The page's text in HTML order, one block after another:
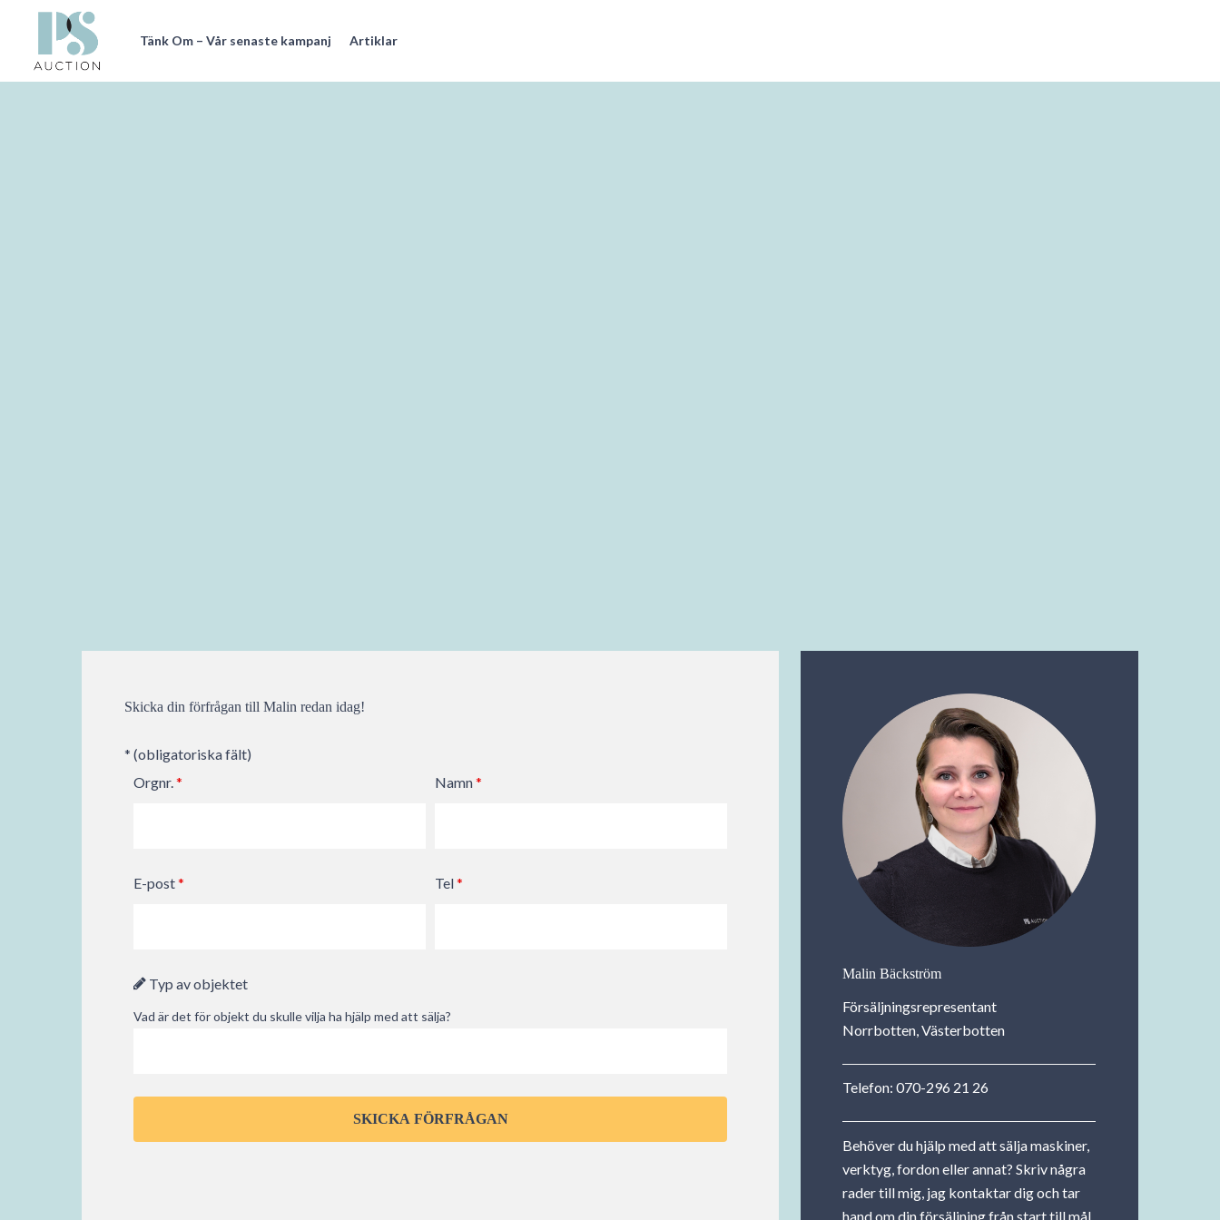
content
Tänk Om – Vår senaste kampanj Artiklar
Skicka din förfrågan till Malin redan idag!
* (obligatoriska fält)
Orgnr.* Namn*
E-post* Tel*
Typ av objektet
Vad är det för objekt du skulle vilja ha hjälp med att sälja?
Malin Bäckström
Försäljningsrepresentant
Norrbotten, Västerbotten
Telefon:070-296 21 26
Behöver du hjälp med att sälja maskiner,
verktyg, fordon eller annat? Skriv några
rader till mig, jag kontaktar dig och tar
hand om din försäljning från start till mål.